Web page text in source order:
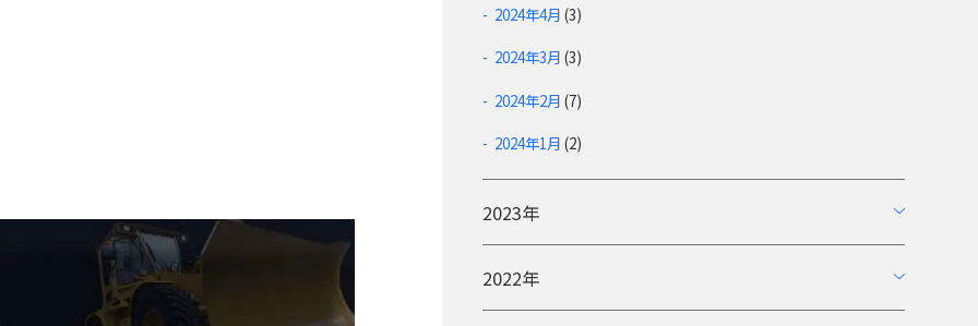
2024年4月 (3)
2024年3月 (3)
2024年2月 (7)
2024年1月 (2)
2023年
2022年